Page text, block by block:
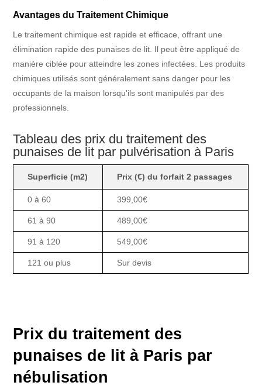
Avantages du Traitement Chimique
Le traitement chimique est rapide et efficace, offrant une
élimination rapide des punaises de lit. Il peut être appliqué de
manière ciblée pour atteindre les zones infectées. Les produits
chimiques utilisés sont généralement sans danger pour les
occupants de la maison lorsqu'ils sont manipulés par des
professionnels.
Tableau des prix du traitement des
punaises de lit par pulvérisation à Paris
Superficie (m2) Prix (€) du forfait 2 passages
0 à 60 399,00€
61 à 90 489,00€
91 à 120 549,00€
121 ou plus Sur devis
Prix du traitement des
punaises de lit à Paris par
nébulisation